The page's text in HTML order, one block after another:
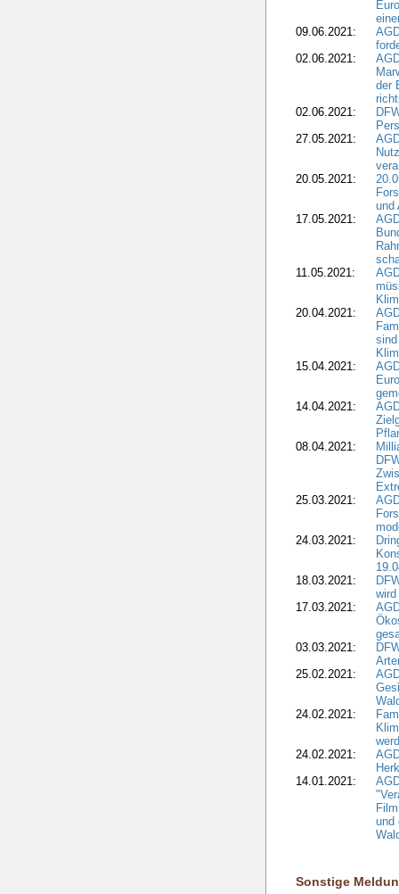
09.06.2021:
02.06.2021:
der
02.06.2021:
27.05.2021:
20.05.2021:
und
17.05.2021:
11.05.2021:
20.04.2021:
15.04.2021:
14.04.2021:
08.04.2021:
25.03.2021:
24.03.2021:
18.03.2021:
17.03.2021:
03.03.2021:
25.02.2021:
24.02.2021:
24.02.2021:
14.01.2021:
und
Sonstige